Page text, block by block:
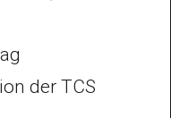
ein hohes
führt dazu,
der TCS